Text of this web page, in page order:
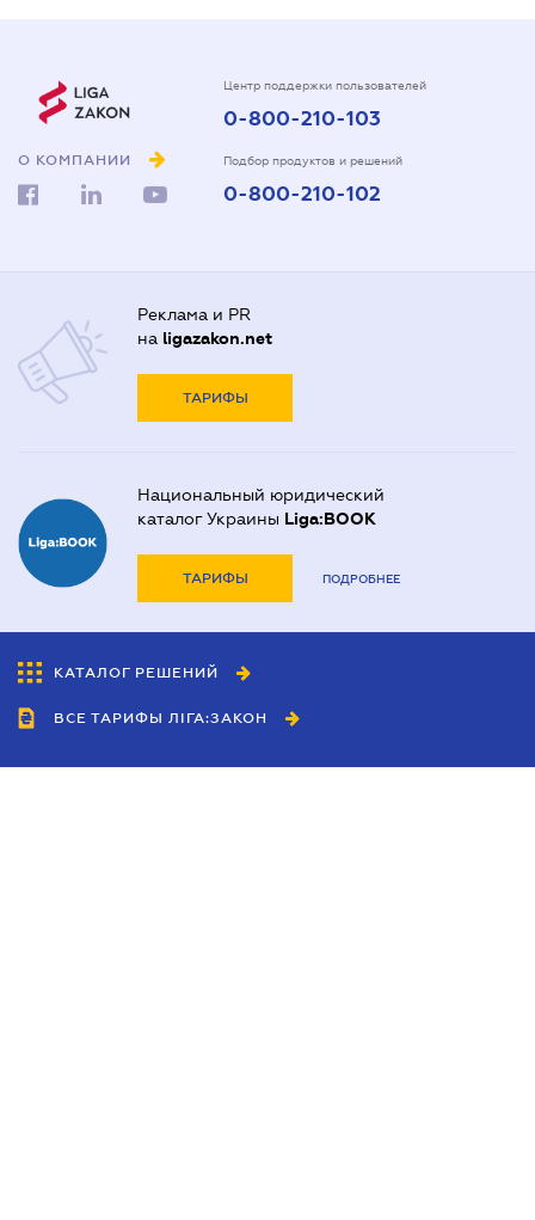
О КОМПАНИИ
Центр поддержки пользователей
0-800-210-103
Подбор продуктов и решений
0-800-210-102
Реклама и PR
на ligazakon.net
ТАРИФЫ
Национальный юридический
каталог Украины Liga:BOOK
ТАРИФЫ ПОДРОБНЕЕ
КАТАЛОГ РЕШЕНИЙ
ВСЕ ТАРИФЫ ЛІГА:ЗАКОН